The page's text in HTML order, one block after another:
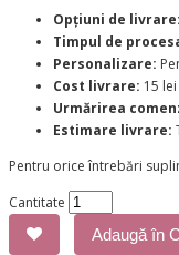
Opțiuni de livrare:
Timpul de
Personalizare:
Cost livrare: 15
Urmărirea
Estimare livrare:
Pentru orice întrebări
Cantitate
Adaugă în